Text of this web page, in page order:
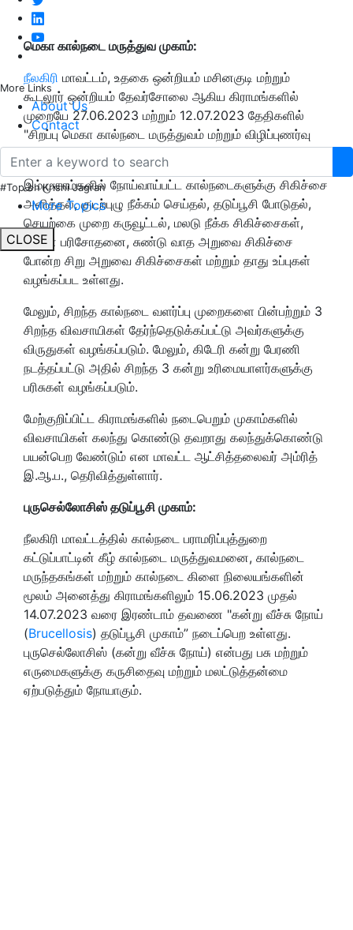
More Links
About Us
Contact
#Top on Krishi Jagran
More Topics
CLOSE
மெகா கால்நடை மருத்துவ முகாம்:
நீலகிரி மாவட்டம், உதகை ஒன்றியம் மசினகுடி மற்றும்
கூடலூர் ஒன்றியம் தேவர்சோலை ஆகிய கிராமங்களில்
முறையே 27.06.2023 மற்றும் 12.07.2023 தேதிகளில்
"சிறப்பு மெகா கால்நடை மருத்துவம் மற்றும் விழிப்புணர்வு
முகாம்கள்”நடத்தப்பட உள்ளன.
இம்முகாம்களில் நோய்வாய்பட்ட கால்நடைகளுக்கு சிகிச்சை
அளித்தல், குடற்புழு நீக்கம் செய்தல், தடுப்பூசி போடுதல்,
செயற்கை முறை கருவூட்டல், மலடு நீக்க சிகிச்சைகள்,
சினை பரிசோதனை, சுண்டு வாத அறுவை சிகிச்சை
போன்ற சிறு அறுவை சிகிச்சைகள் மற்றும் தாது உப்புகள்
வழங்கப்பட உள்ளது.
மேலும், சிறந்த கால்நடை வளர்ப்பு முறைகளை பின்பற்றும் 3
சிறந்த விவசாயிகள் தேர்ந்தெடுக்கப்பட்டு அவர்களுக்கு
விருதுகள் வழங்கப்படும். மேலும், கிடேரி கன்று பேரணி
நடத்தப்பட்டு அதில் சிறந்த 3 கன்று உரிமையாளர்களுக்கு
பரிசுகள் வழங்கப்படும்.
மேற்குறிப்பிட்ட கிராமங்களில் நடைபெறும் முகாம்களில்
விவசாயிகள் கலந்து கொண்டு தவறாது கலந்துக்கொண்டு
பயன்பெற வேண்டும் என மாவட்ட ஆட்சித்தலைவர் அம்ரித்
இ.ஆ.ப., தெரிவித்துள்ளார்.
புருசெல்லோசிஸ் தடுப்பூசி முகாம்:
நீலகிரி மாவட்டத்தில் கால்நடை பராமரிப்புத்துறை
கட்டுப்பாட்டின் கீழ் கால்நடை மருத்துவமனை, கால்நடை
மருந்தகங்கள் மற்றும் கால்நடை கிளை நிலையங்களின்
மூலம் அனைத்து கிராமங்களிலும் 15.06.2023 முதல்
14.07.2023 வரை இரண்டாம் தவணை "கன்று வீச்சு நோய்
(Brucellosis) தடுப்பூசி முகாம்” நடைப்பெற உள்ளது.
புருசெல்லோசிஸ் (கன்று வீச்சு நோய்) என்பது பசு மற்றும்
எருமைகளுக்கு கருசிதைவு மற்றும் மலட்டுத்தன்மை
ஏற்படுத்தும் நோயாகும்.